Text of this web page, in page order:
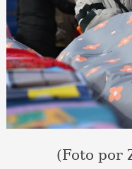
(Foto por